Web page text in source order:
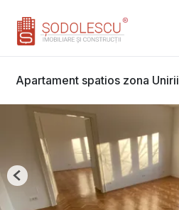
Apartament spatios zona Unirii
Previous